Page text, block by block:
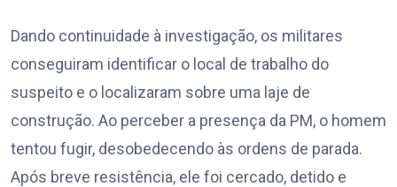
Dando continuidade à investigação, os militares
conseguiram identificar o local de trabalho do
suspeito e o localizaram sobre uma laje de
construção. Ao perceber a presença da PM, o homem
tentou fugir, desobedecendo às ordens de parada.
Após breve resistência, ele foi cercado, detido e